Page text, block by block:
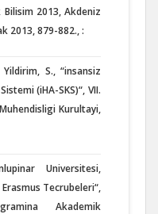
2013, Akdeniz
2013, 879-882., :
S., “insansiz
(iHA-SKS)“, VII.
Kurultayi,
Universitesi,
Tecrubeleri“,
Akademik